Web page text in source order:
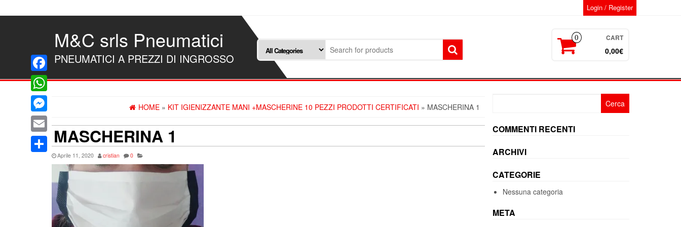
to
Login / Register
M&C srls Pneumatici
PNEUMATICI A PREZZI DI INGROSSO
0 CART
0,00€
HOME » KIT IGIENIZZANTE MANI +MASCHERINE 10 PEZZI PRODOTTI CERTIFICATI » MASCHERINA 1
MASCHERINA 1
Aprile 11, 2020 cristian 0
COMMENTI RECENTI
ARCHIVI
CATEGORIE
Nessuna categoria
META
Facebook
WhatsApp
Messenger
Email
Condividi